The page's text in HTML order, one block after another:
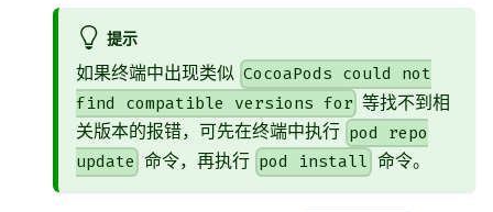
提示
如果终端中出现类似 CocoaPods could not
find compatible versions for 等找不到相
关版本的报错，可先在终端中执行 pod repo
update 命令，再执行 pod install 命令。